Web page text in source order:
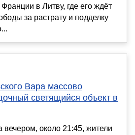
в Литву, где его ждёт
за растрату и подделку
Вара массово
светящийся объект в
вечером, около 21:45, жители